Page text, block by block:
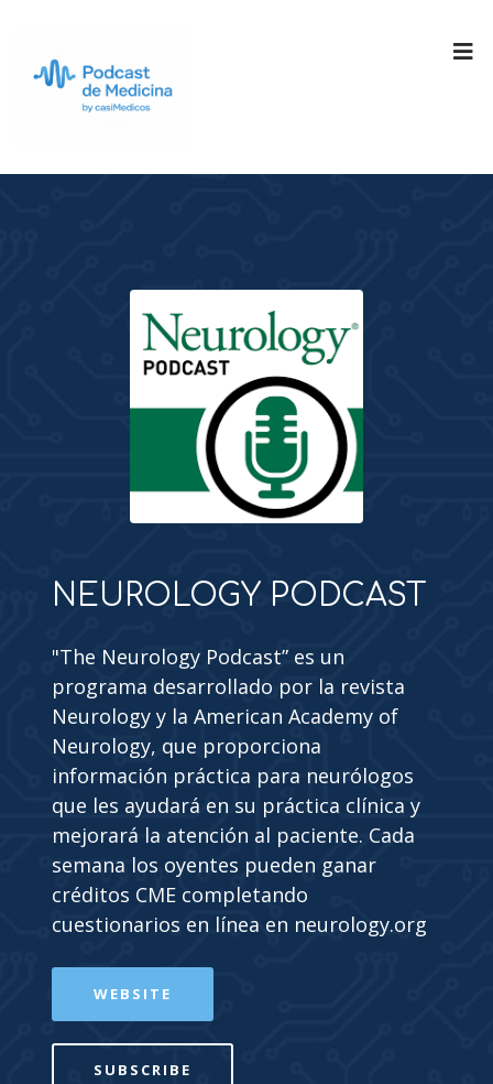
NEUROLOGY PODCAST
"The Neurology Podcast” es un
programa desarrollado por la revista
Neurology y la American Academy of
Neurology, que proporciona
información práctica para neurólogos
que les ayudará en su práctica clínica y
mejorará la atención al paciente. Cada
semana los oyentes pueden ganar
créditos CME completando
cuestionarios en línea en neurology.org
WEBSITE
SUBSCRIBE